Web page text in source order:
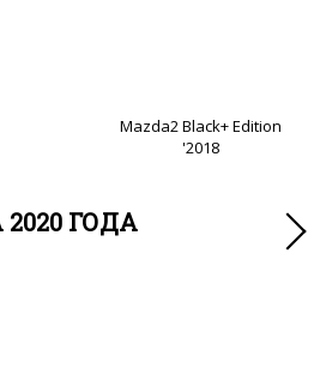
Mazda2 Black+ Edition
'2018
2020 ГОДА